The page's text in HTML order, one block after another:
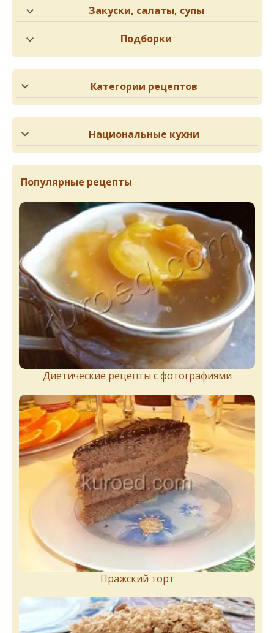
Закуски, салаты, супы
Подборки
Категории рецептов
Национальные кухни
Популярные рецепты
Диетические рецепты с фотографиями
Пражский торт